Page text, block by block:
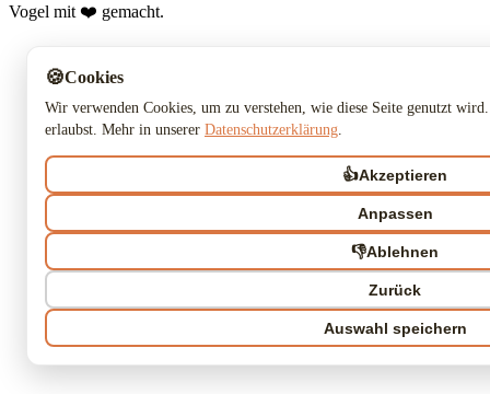
Vogel mit ❤️ gemacht.
🍪Cookies
Wir verwenden Cookies, um zu verstehen, wie diese Seite genutzt
erlaubst. Mehr in unserer Datenschutzerklärung
👍Akzeptieren
Anpassen
👎Ablehnen
Zurück
Auswahl speichern